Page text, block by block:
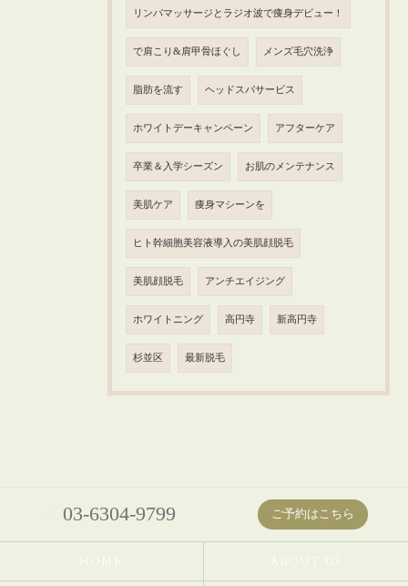
リンパマッサージとラジオ波で痩身デビュー！
で肩こり&肩甲骨ほぐし メンズ毛穴洗浄
脂肪を流す ヘッドスパサービス
ホワイトデーキャンペーン アフターケア
卒業＆入学シーズン お肌のメンテナンス
美肌ケア 痩身マシーンを
ヒト幹細胞美容液導入の美肌顔脱毛
美肌顔脱毛 アンチエイジング
ホワイトニング 高円寺 新高円寺
杉並区 最新脱毛
03-6304-9799 ご予約はこちら
HOME ABOUT US